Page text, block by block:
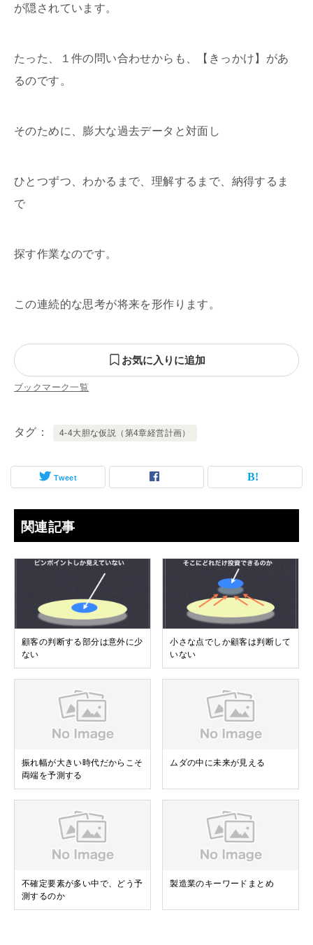
が隠されています。
たった、１件の問い合わせからも、【きっかけ】があ
るのです。
そのために、膨大な過去データと対面し
ひとつずつ、わかるまで、理解するまで、納得するま
で
探す作業なのです。
この連続的な思考が将来を形作ります。
お気に入りに追加
ブックマーク一覧
タグ 4-4大胆な仮説（第4章経営計画）
Tweet
関連記事
顧客の判断する部分は意外に少
ない
小さな点でしか顧客は判断して
いない
振れ幅が大きい時代だからこそ
両端を予測する
ムダの中に未来が見える
不確定要素が多い中で、どう予
測するのか
製造業のキーワードまとめ